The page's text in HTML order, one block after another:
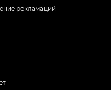
рекламаций